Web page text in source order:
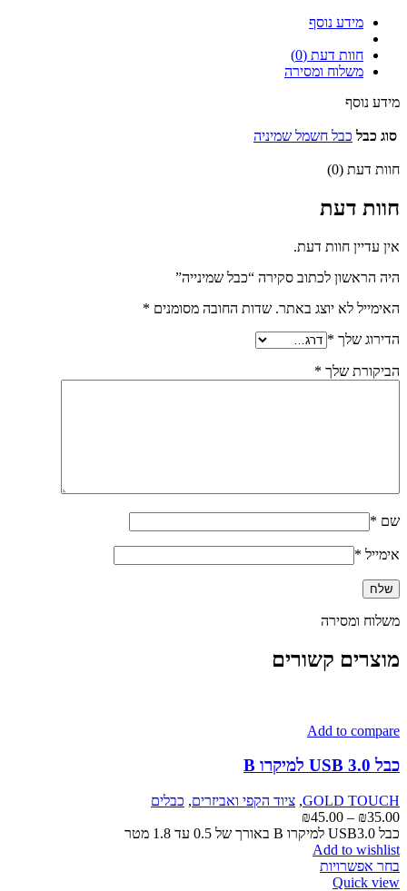
מידע נוסף
חוות דעת (0)
משלוח ומסירה
מידע נוסף
סוג כבל כבל חשמל שמיניה
חוות דעת (0)
חוות דעת
אין עדיין חוות דעת.
היה הראשון לכתוב סקירה “כבל שמינייה”
האימייל לא יוצג באתר. שדות החובה מסומנים *
הדירוג שלך *
הביקורת שלך *
שם *
אימייל *
משלוח ומסירה
מוצרים קשורים
Add to compare
כבל USB 3.0 למיקרו B
GOLD TOUCH
, ציוד הקפי ואביזרים, כבלים
₪35.00
–
₪45.00
מחירים:
כבל USB3.0 למיקרו B באורך של 0.5 עד 1.8 מטר
Add to wishlist
בחר אפשרויות
Quick view